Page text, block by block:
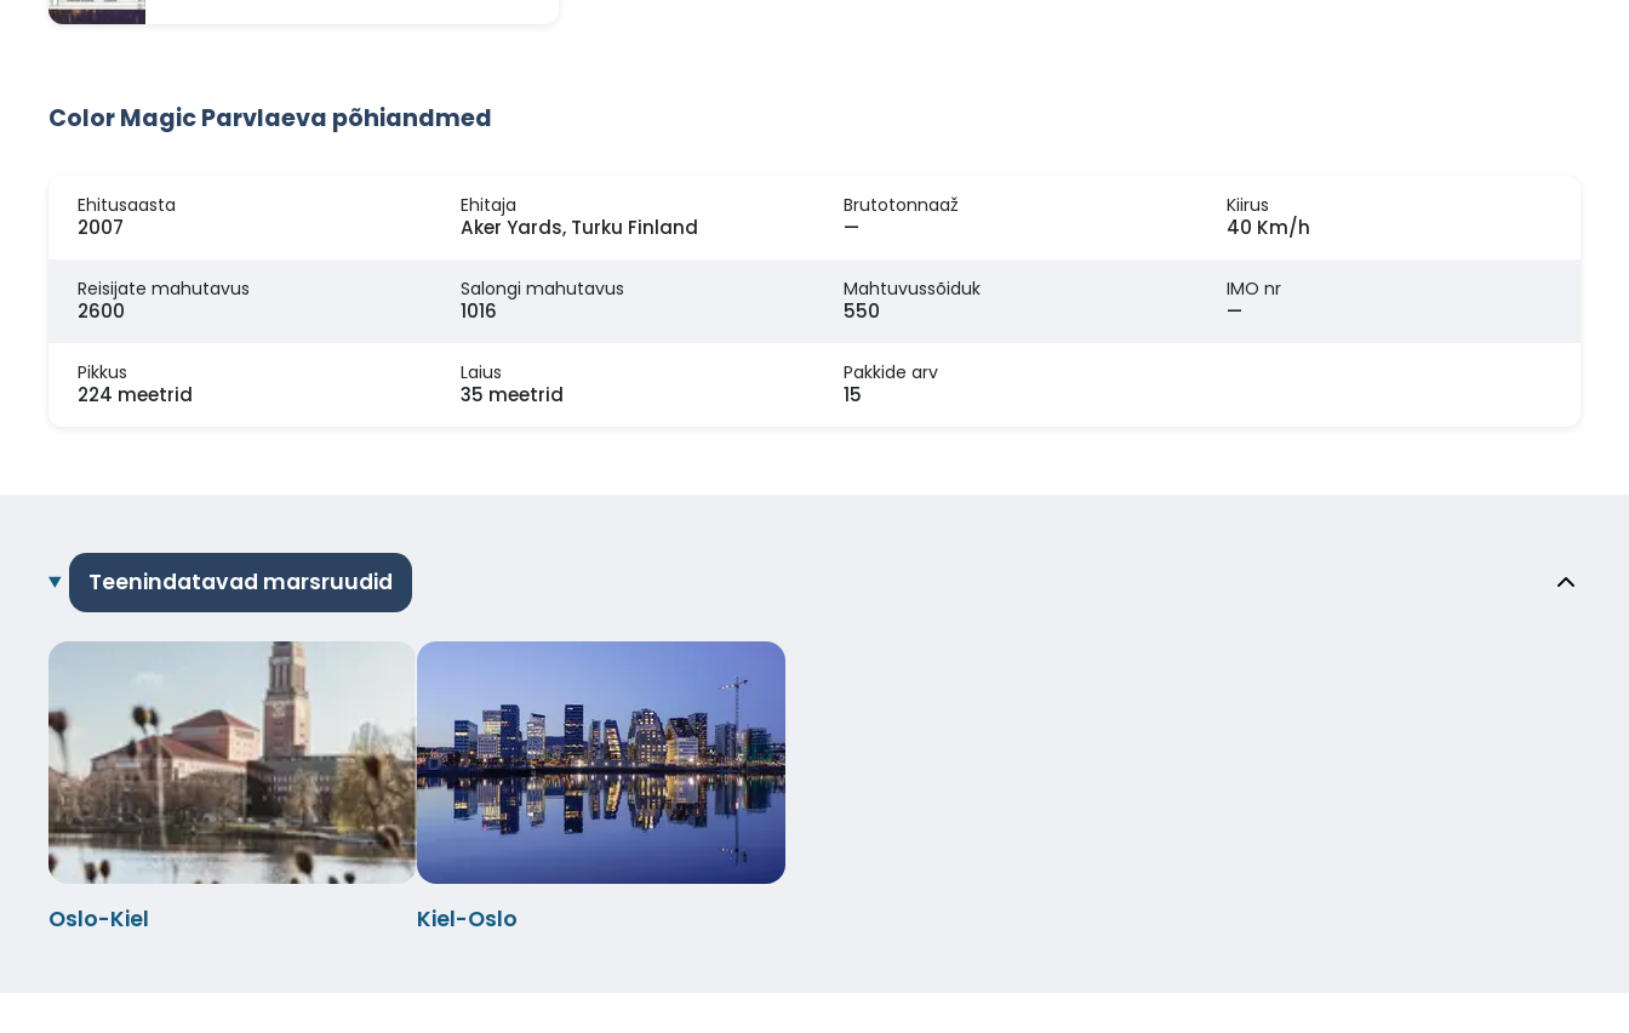
Color Magic Parvlaeva põhiandmed
Ehitusaasta
2007
Ehitaja
Aker Yards, Turku Finland
Brutotonnaaž
—
Kiirus
40 Km/h
Reisijate mahutavus
2600
Salongi mahutavus
1016
Mahtuvussõiduk
550
IMO nr
—
Pikkus
224 meetrid
Laius
35 meetrid
Pakkide arv
15
Teenindatavad marsruudid
Oslo-Kiel Kiel-Oslo